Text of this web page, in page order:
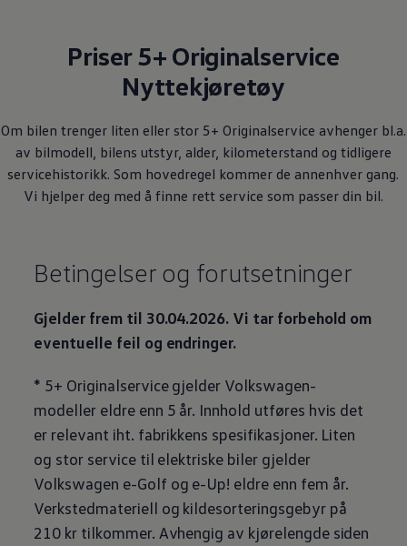
Priser 5+ Originalservice
Nyttekjøretøy
Om bilen trenger liten eller stor 5+ Originalservice avhenger bl.a.
av bilmodell, bilens utstyr, alder, kilometerstand og tidligere
servicehistorikk. Som hovedregel kommer de annenhver gang.
Vi hjelper deg med å finne rett service som passer din bil.
Betingelser og forutsetninger
Gjelder frem til 30.04.2026. Vi tar forbehold om
eventuelle feil og endringer.
* 5+ Originalservicegjelder Volkswagen-
modeller eldre enn 5 år. Innhold utføres hvis det
er relevant iht. fabrikkens spesifikasjoner. Liten
og stor service til elektriske biler gjelder
Volkswagen e-Golf og e-Up! eldre enn fem år.
Verkstedmateriell og kildesorteringsgebyr på
210 kr tilkommer. Avhengig av kjørelengde siden